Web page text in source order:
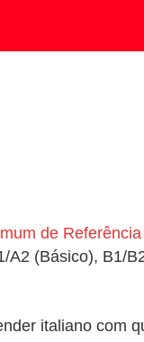
de
A2 (Básico), B1/
italiano com